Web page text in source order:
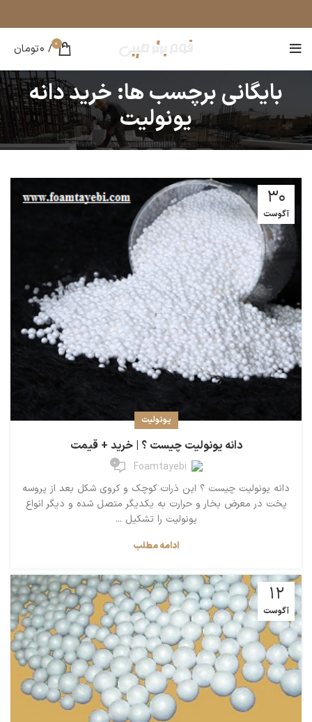
0
/
0تومان
بایگانی برچسب ها: خرید دانه
یونولیت
30
آگوست
یونولیت
دانه یونولیت چیست ؟ | خرید + قیمت
Foamtayebi
0
دانه یونولیت چیست ؟ این ذرات کوچک و کروی شکل بعد از پروسه
پخت در معرض بخار و حرارت به یکدیگر متصل شده و دیگر انواع
یونولیت را تشکیل ...
ادامه مطلب
12
آگوست